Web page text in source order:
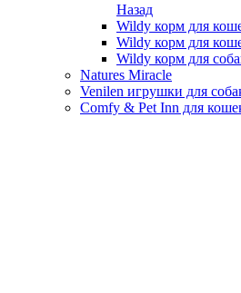
Назад
Wildy корм для
Wildy корм для
Wildy корм для
Natures Miracle
Venilen игрушки для
Comfy & Pet Inn для